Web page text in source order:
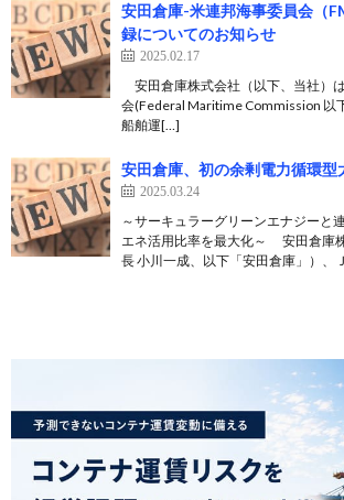
安田倉庫-米連邦海事委員会（
録についてのお知らせ
2025.02.17
安田倉庫株式会社（以下、当社）
会(Federal Maritime Commission 以
船舶運[…]
安田倉庫、初の余剰電力循環型
2025.03.24
～サーキュラーグリーンエナジーと
エネ活用比率を最大化～ 安田倉庫
長 小川一成、以下「安田倉庫」）、